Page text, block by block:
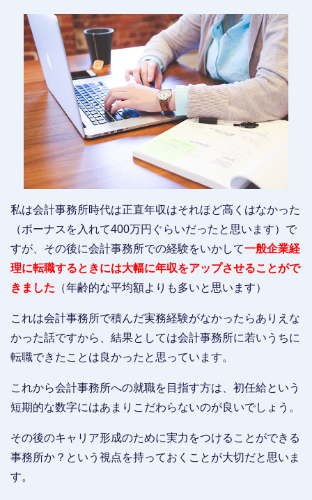
私は会計事務所時代は正直年収はそれほど高くはなかった
（ボーナスを入れて400万円ぐらいだったと思います）で
すが、その後に会計事務所での経験をいかして一般企業経
理に転職するときには大幅に年収をアップさせることがで
きました （年齢的な平均額よりも多いと思います）
これは会計事務所で積んだ実務経験がなかったらありえな
かった話ですから、結果としては会計事務所に若いうちに
転職できたことは良かったと思っています。
これから会計事務所への就職を目指す方は、初任給という
短期的な数字にはあまりこだわらないのが良いでしょう。
その後のキャリア形成のために実力をつけることができる
事務所か？という視点を持っておくことが大切だと思いま
す。